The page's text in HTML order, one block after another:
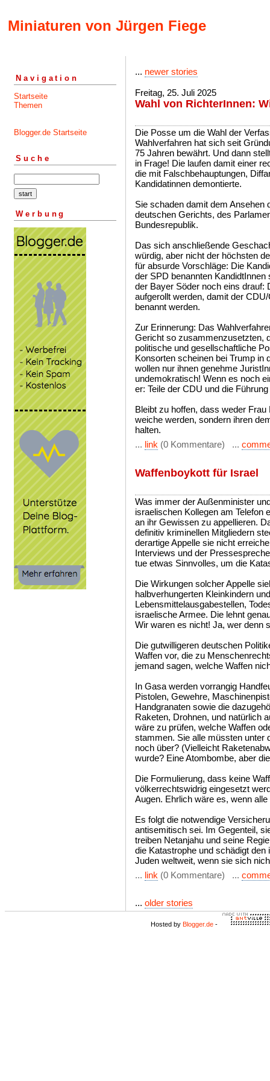
Miniaturen von Jürgen Fiege
Navigation
Startseite
Themen
Blogger.de Startseite
Suche
Werbung
... newer stories
Freitag, 25. Juli 2025
Wahl von RichterInnen:
Die Posse um die Wahl der
Wahlverfahren hat sich seit
75 Jahren bewährt. Und dann
in Frage! Die laufen damit einer
die mit Falschbehauptungen,
Kandidatinnen demontierte.
Sie schaden damit dem Ansehen
deutschen Gerichts, des
Bundesrepublik.
Das sich anschließende
würdig, aber nicht der höchsten
für absurde Vorschläge: Die
der SPD benannten
der Bayer Söder noch eins drauf:
aufgerollt werden, damit der
benannt werden.
Zur Erinnerung: Das
Gericht so zusammenzusetzten,
politische und gesellschaftliche
Konsorten scheinen bei Trump in
wollen nur ihnen genehme
undemokratisch! Wenn es noch
er: Teile der CDU und die
Bleibt zu hoffen, dass weder
weiche werden, sondern ihren
halten.
... link (0 Kommentare) ...
Waffenboykott für Israel
Was immer der Außenminister
israelischen Kollegen am Telefon
an ihr Gewissen zu appellieren.
definitiv kriminellen Mitgliedern
derartige Appelle sie nicht
Interviews und der
tue etwas Sinnvolles, um die
Die Wirkungen solcher Appelle
halbverhungerten Kleinkindern
Lebensmittelausgabestellen,
israelische Armee. Die lehnt
Wir waren es nicht! Ja, wer denn
Die gutwilligeren deutschen
Waffen vor, die zu
jemand sagen, welche Waffen
In Gasa werden vorrangig
Pistolen, Gewehre,
Handgranaten sowie die
Raketen, Drohnen, und natürlich
wäre zu prüfen, welche Waffen
stammen. Sie alle müssten unter
noch über? (Vielleicht
wurde? Eine Atombombe, aber
Die Formulierung, dass keine
völkerrechtswidrig eingesetzt
Augen. Ehrlich wäre es, wenn
Es folgt die notwendige
antisemitisch sei. Im Gegenteil,
treiben Netanjahu und seine
die Katastrophe und schädigt
Juden weltweit, wenn sie sich
... link (0 Kommentare) ...
... older stories
Hosted by Blogger.de -